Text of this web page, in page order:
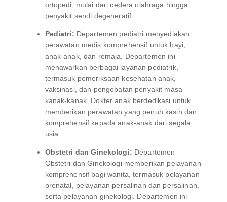
ortopedi, mulai dari cedera olahraga hingga
penyakit sendi degeneratif.
Pediatri: Departemen pediatri menyediakan
perawatan medis komprehensif untuk bayi,
anak-anak, dan remaja. Departemen ini
menawarkan berbagai layanan pediatrik,
termasuk pemeriksaan kesehatan anak,
vaksinasi, dan pengobatan penyakit masa
kanak-kanak. Dokter anak berdedikasi untuk
memberikan perawatan yang penuh kasih dan
komprehensif kepada anak-anak dari segala
usia.
Obstetri dan Ginekologi: Departemen
Obstetri dan Ginekologi memberikan pelayanan
komprehensif bagi wanita, termasuk pelayanan
prenatal, pelayanan persalinan dan persalinan,
serta pelayanan ginekologi. Departemen ini